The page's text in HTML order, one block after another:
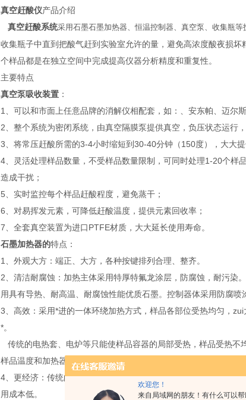
欢迎您！
来自局域网的朋友！有什么可以帮
真空赶酸仪产品介绍
真空赶酸系统采用石墨石墨加热器、恒温控制器、真空泵、收集瓶等
收集瓶子中直到把酸气赶到实验室允许的量，避免高浓度酸夜损
个样品都是在独立空间中完成提高仪器分析精度和重复性。
主要特点
真空泵吸收装置：
1、可以和市面上任意品牌的消解仪相配套，如：、安东帕、迈尔
2、整个系统为密闭系统，由真空隔膜泵提供真空，负压状态运行
3、将常压赶酸所需的3-4小时缩短到30-40分钟（150度），大大提
4、灵活处理样品数量，不受样品数量限制，可同时处理1-20个样
造成干扰；
5、实时监控每个样品赶酸程度，避免蒸干；
6、对易挥发元素，可降低赶酸温度，提供元素回收率；
7、全套真空装置为进口PTFE材质，大大延长使用寿命。
石墨加热器的特点：
1、外观大方：端正、大方，各种按键排列合理、整齐。
2、清洁耐腐蚀：加热主体采用特厚特氟龙涂层，防腐蚀，耐污染
用具有导热、耐高温、耐腐蚀性能优质石墨。控制器体采用防腐喷
3、高效：采用*进的一体环绕加热方式，样品各部位受热均匀，
*。
传统的电热套、电炉等只能使样品容器的局部受热，样品受热
样品温度和加热器的表面温度存在较大的差距。
4、更经济：传统的热消解样品一般需要几个小时，难消解的样品
用成本低。